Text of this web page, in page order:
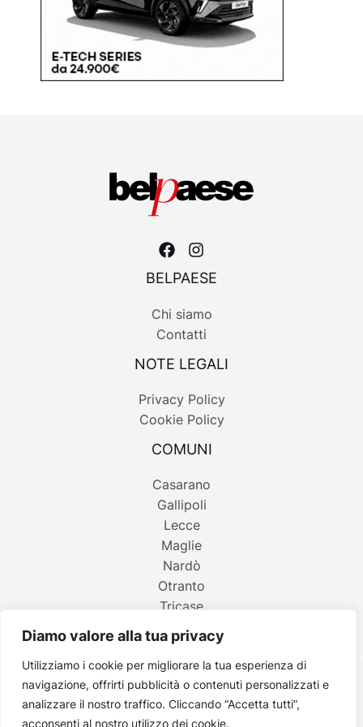
Diamo valore alla tua privacy
Utilizziamo i cookie per migliorare la tua esperienza di
navigazione, offrirti pubblicità o contenuti personalizzati e
analizzare il nostro traffico. Cliccando “Accetta tutti”,
acconsenti al nostro utilizzo dei cookie.
BELPAESE
Chi siamo
Contatti
NOTE LEGALI
Privacy Policy
Cookie Policy
COMUNI
Casarano
Gallipoli
Lecce
Maglie
Nardò
Otranto
Tricase
Copyright © 2026 Belpaese | Periodico d'informazione del
Salento - P.IVA 4637850753 - Testata registrata il 18 gennaio